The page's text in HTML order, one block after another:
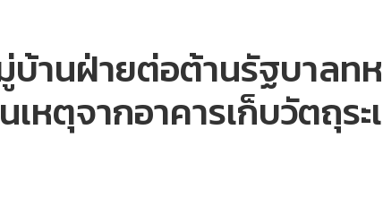
บ้านฝ่ายต่อต้านรัฐบาลท
หตุจากอาคารเก็บวัตถุระ